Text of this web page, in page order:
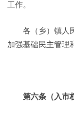
工作。
各（乡）镇人民
加强基础民主管理
第六条（入市权